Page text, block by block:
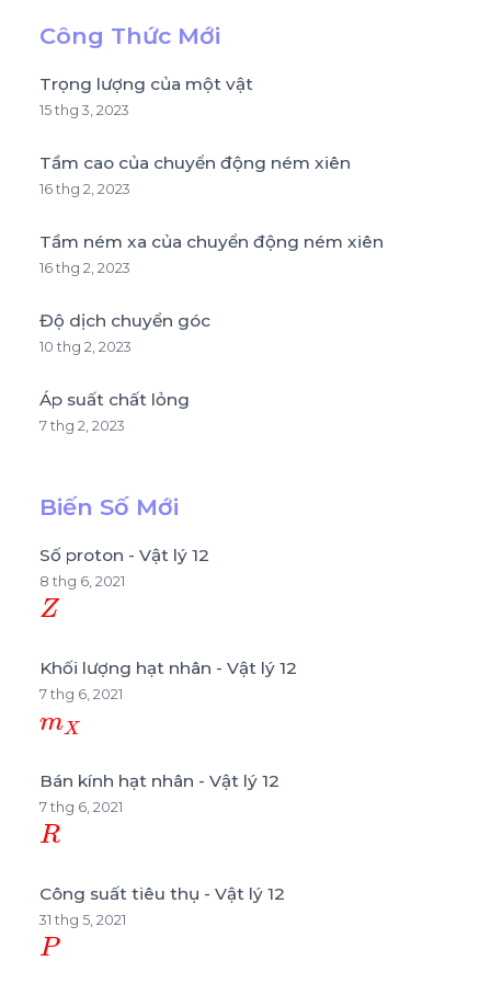
Công Thức Mới
Trọng lượng của một vật
15 thg 3, 2023
Tầm cao của chuyển động ném xiên
16 thg 2, 2023
Tầm ném xa của chuyển động ném xiên
16 thg 2, 2023
Độ dịch chuyển góc
10 thg 2, 2023
Áp suất chất lỏng
7 thg 2, 2023
Biến Số Mới
Số proton - Vật lý 12
8 thg 6, 2021
Z
Khối lượng hạt nhân - Vật lý 12
7 thg 6, 2021
mX
Bán kính hạt nhân - Vật lý 12
7 thg 6, 2021
R
Công suất tiêu thụ - Vật lý 12
31 thg 5, 2021
P